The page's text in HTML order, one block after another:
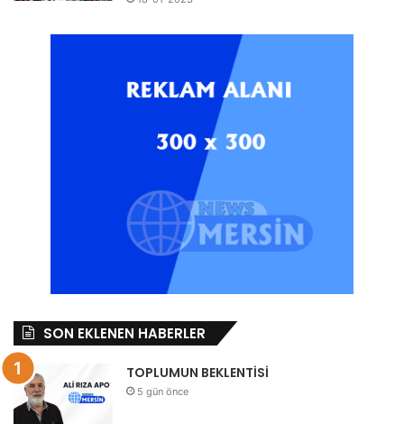
SON EKLENEN HABERLER
TOPLUMUN BEKLENTİSİ
5 gün önce